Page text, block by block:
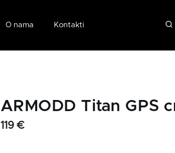
O nama Kontakti
ARMODD Titan GPS
119 €